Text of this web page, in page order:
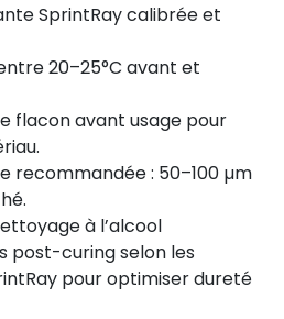
SprintRay calibrée et
20–25°C avant et
flacon avant usage pour
recommandée : 50–100 µm
à l’alcool
post-curing selon les
pour optimiser dureté